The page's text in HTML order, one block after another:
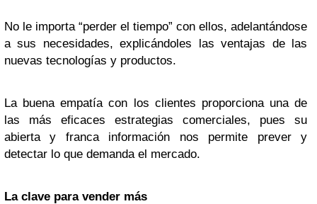
No le importa “perder el tiempo” con ellos, adelantándose
a sus necesidades, explicándoles las ventajas de las
nuevas tecnologías y productos.
La buena empatía con los clientes proporciona una de
las más eficaces estrategias comerciales, pues su
abierta y franca información nos permite prever y
detectar lo que demanda el mercado.
La clave para vender más